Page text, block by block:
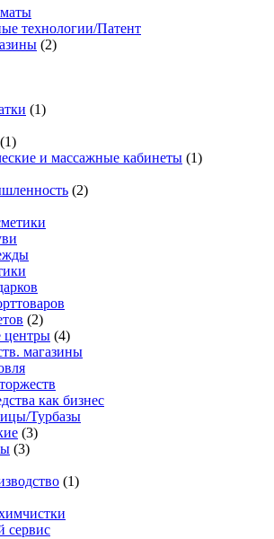
технологии/Патент
(2)
(1)
(1)
и массажные кабинеты (1)
(2)
(2)
центры (4)
магазины
как бизнес
Турбазы
(3)
(3)
(1)
сервис